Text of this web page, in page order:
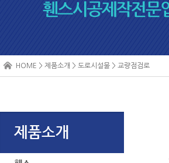
HOME > 제품소개 > 도로시설물 > 교량점검로